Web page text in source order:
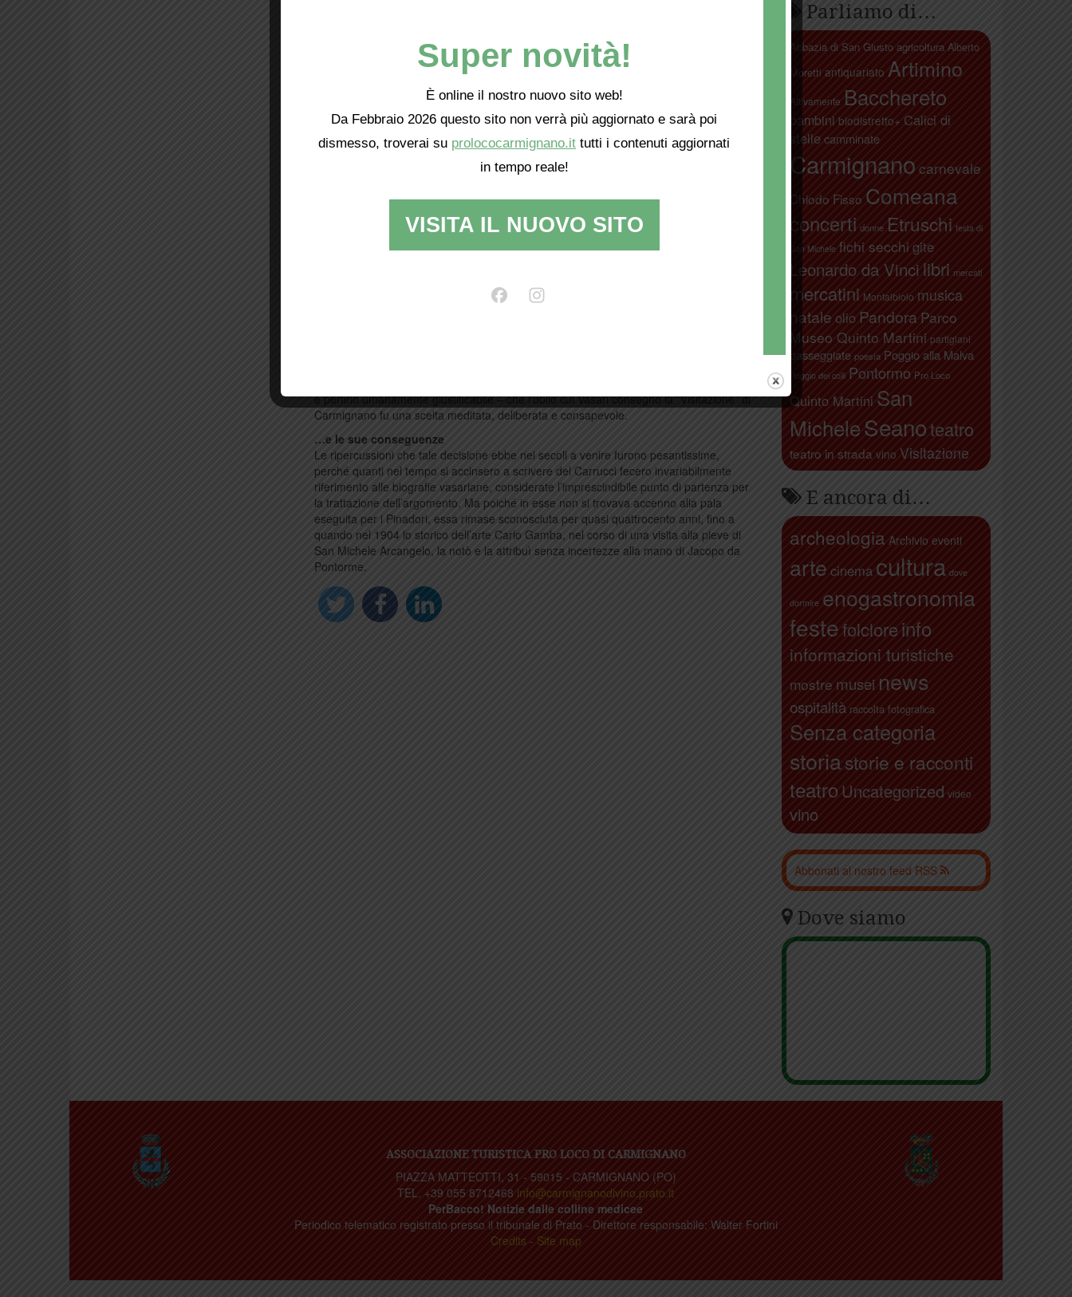
d’archivio venuto alla luce di recente attesta che nel 1538 monna Bartolomea del
Pugliese, vedova di Pietro di Paolo di Bonaccorso dei Pinadori, dava disposizione che
presso tale altare venisse celebrato ogni anno un determinato numero di messe.
Il marchese Antonio Ricci nelle “Memorie storiche del Castello e Comune di
Carmignano” (Prato 1895, pp. 97-101) fa riferimento alla casata definendola dei
Bonaccorsi-Pinadori, e a tale riguardo afferma che vi era una forte inimicizia tra di essa
e Cosimo I de’ Medici. Questi nel 1540 aveva fatto impiccare l’oppositore politico
Alessandro Bonaccorsi, e in conseguenza di ciò il nipote Giuliano organizzò per
di Carmignano, intendeva uccidere Cosimo mentre si recava da Firenze alla residenza
di Poggio a Caiano, e per farlo aveva richiesto l’aiuto di un suo servitore. L’omicidio
però non ebbe luogo perché i due podestà che all’epoca reggevano il paese,
sospettando quanto stava per accadere, conferirono con il Medici, che senza esitazione
e perfino umanamente giustificabile – che l’oblio cui Vasari consegnò la “Visitazione” di
Carmignano fu una scelta meditata, deliberata e consapevole.
…e le sue conseguenze
Le ripercussioni che tale decisione ebbe nei secoli a venire furono pesantissime,
perché quanti nel tempo si accinsero a scrivere del Carrucci fecero invariabilmente
riferimento alle biografie vasariane, considerate l’imprescindibile punto di partenza per
la trattazione dell’argomento. Ma poiché in esse non si trovava accenno alla pala
eseguita per i Pinadori, essa rimase sconosciuta per quasi quattrocento anni, fino a
quando nel 1904 lo storico dell’arte Carlo Gamba, nel corso di una visita alla pieve di
San Michele Arcangelo, la notò e la attribuì senza incertezze alla mano di Jacopo da
Pontorme.
Parliamo di…
Abbazia di San Giusto agricoltura Alberto
Moretti antiquariato Artimino
Attivamente Bacchereto
bambini biodistretto+ Calici di
stelle camminate
Carmignano carnevale
Chiodo Fisso Comeana
concerti donne Etruschi festa di
San Michele fichi secchi gite
Leonardo da Vinci libri mercati
mercatini Montalbiolo musica
natale olio Pandora Parco
Museo Quinto Martini partigiani
passeggiate poesia Poggio alla Malva
Poggio dei colli Pontormo Pro Loco
Quinto Martini San
MicheleSeanoteatro
teatro in strada vino Visitazione
E ancora di…
archeologia Archivio eventi
arte cinema cultura dove
dormire enogastronomia
festefolcloreinfo
informazioni turistiche
mostre musei news
ospitalità raccolta fotografica
Senza categoria
storiastorie e racconti
teatro Uncategorized video
vino
Abbonati al nostro feed RSS
Dove siamo
ASSOCIAZIONE TURISTICA PRO LOCO DI CARMIGNANO
PIAZZA MATTEOTTI, 31 - 59015 - CARMIGNANO (PO)
TEL. +39 055 8712468 info@carmignanodivino.prato.it
PerBacco! Notizie dalle colline medicee
Periodico telematico registrato presso il tribunale di Prato - Direttore responsabile: Walter Fortini
Credits - Site map
Super novità!
È online il nostro nuovo sito web!
Da Febbraio 2026 questo sito non verrà più aggiornato e sarà poi
dismesso, troverai su prolococarmignano.it tutti i contenuti aggiornati
in tempo reale!
VISITA IL NUOVO SITO